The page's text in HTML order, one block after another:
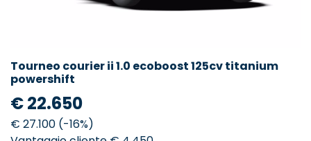
Tourneo courier ii 1.0 ecoboost 125cv titanium
powershift
€ 22.650
€ 27.100 (-16%)